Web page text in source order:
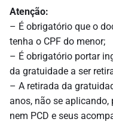
Atenção:
– É obrigatório que o
tenha o CPF do menor;
– É obrigatório portar
da gratuidade a ser
– A retirada da
anos, não se
nem PCD e seus